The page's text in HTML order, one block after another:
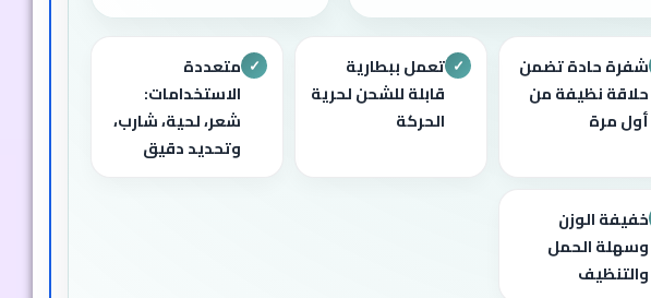
شفرة حادة تضمن
حلاقة نظيفة من
أول مرة
✓ تعمل ببطارية
قابلة للشحن لحرية
الحركة
✓ متعددة
الاستخدامات:
شعر، لحية، شارب،
وتحديد دقيق
خفيفة الوزن
وسهلة الحمل
والتنظيف